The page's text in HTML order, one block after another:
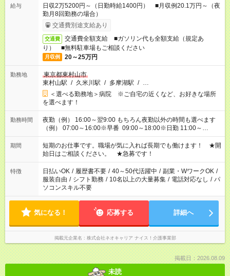
給与
日収2万5200円～（日勤時給1400円） ■月収例20.1万円～（夜
勤月8回勤務の場合）
交通費別途支給あり
交通費
交通費全額支給 ■ガソリン代も全額支給（規定あ
り） ■無料駐車場もご相談ください
月収例 20～25万円
勤務地
東京都東村山市
東村山駅 / 久米川駅 / 多摩湖駅 / …
＜選べる勤務地＞病院 ※ご自宅の近くなど、お好きな場所
を選べます！
勤務時間
夜勤（例） 16:00～翌9:00 もちろん夜勤以外の時間も選べます
（例） 07:00～16:00※早番 09:00～18:00※日勤 11:00～
20:00※遅番 ※時間は、固定・選べる施設もあるので、ご希望が
あれば調整できます！ ※シフト制。勤務地により実働時間が異
なります。★家庭の都合でお休みが必要な場合も遠慮なくご相談
ください。
期間
短期のお仕事です。職場が気に入れば長期でも働けます！ ★開
始日はご相談ください。 ★急募です！
特徴 日払いOK / 履歴書不要 / 40～50代活躍中 / 副業・WワークOK /
服装自由 / シフト勤務 / 10名以上の大量募集 / 電話対応なし / パ
ソコンスキル不要
気になる！ 応募する 詳細へ
掲載元企業名 株式会社ネオキャリア ナイス！介護事業部
掲載日：2026.08.09
未読